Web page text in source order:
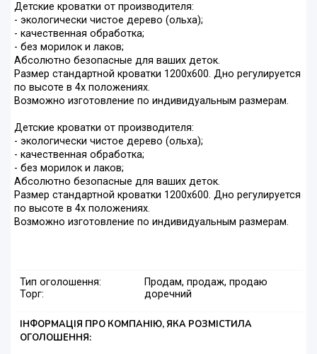
Детские кроватки от производителя:
- экологически чистое дерево (ольха);
- качественная обработка;
- без морилок и лаков;
Абсолютно безопасные для ваших деток.
Размер стандартной кроватки 1200х600. Дно регулируется
по высоте в 4х положениях.
Возможно изготовление по индивидуальным размерам.
Детские кроватки от производителя:
- экологически чистое дерево (ольха);
- качественная обработка;
- без морилок и лаков;
Абсолютно безопасные для ваших деток.
Размер стандартной кроватки 1200х600. Дно регулируется
по высоте в 4х положениях.
Возможно изготовление по индивидуальным размерам.
Тип оголошення:
Продам, продаж, продаю
Торг:
доречний
ІНФОРМАЦІЯ ПРО КОМПАНІЮ, ЯКА РОЗМІСТИЛА
ОГОЛОШЕННЯ: